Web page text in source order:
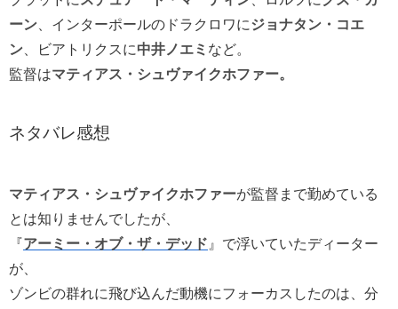
ーン 、インターポールのドラクロワにジョナタン・コエ
ン 、ビアトリクスに中井ノエミ など。
監督はマティアス・シュヴァイクホファー。
ネタバレ感想
マティアス・シュヴァイクホファーが監督まで勤めている
とは知りませんでしたが、
『アーミー・オブ・ザ・デッド 』で浮いていたディーター
が、
ゾンビの群れに飛び込んだ動機にフォーカスしたのは、分